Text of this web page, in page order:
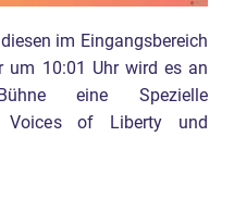
im Eingangsbereich
um 10:01 Uhr wird es an
eine Spezielle
Voices of Liberty und